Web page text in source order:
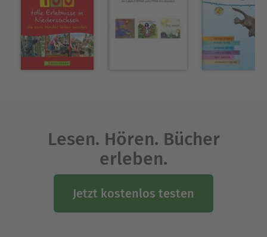
Lesen. Hören. Bücher
erleben.
Jetzt kostenlos testen